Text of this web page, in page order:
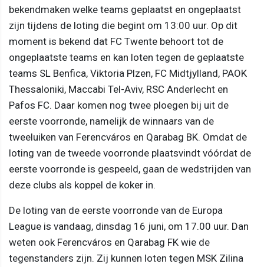
bekendmaken welke teams geplaatst en ongeplaatst
zijn tijdens de loting die begint om 13:00 uur. Op dit
moment is bekend dat FC Twente behoort tot de
ongeplaatste teams en kan loten tegen de geplaatste
teams SL Benfica, Viktoria Plzen, FC Midtjylland, PAOK
Thessaloniki, Maccabi Tel-Aviv, RSC Anderlecht en
Pafos FC. Daar komen nog twee ploegen bij uit de
eerste voorronde, namelijk de winnaars van de
tweeluiken van Ferencváros en Qarabag BK. Omdat de
loting van de tweede voorronde plaatsvindt vóórdat de
eerste voorronde is gespeeld, gaan de wedstrijden van
deze clubs als koppel de koker in.
De loting van de eerste voorronde van de Europa
League is vandaag, dinsdag 16 juni, om 17.00 uur. Dan
weten ook Ferencváros en Qarabag FK wie de
tegenstanders zijn. Zij kunnen loten tegen MSK Zilina